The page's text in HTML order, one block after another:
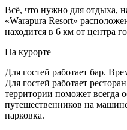
Всё, что нужно для отдыха,
«Warapura Resort»
находится в 6 км от центра
На курорте
Для гостей работает бар.
Для гостей работает
территории поможет всегда
путешественников на
парковка.